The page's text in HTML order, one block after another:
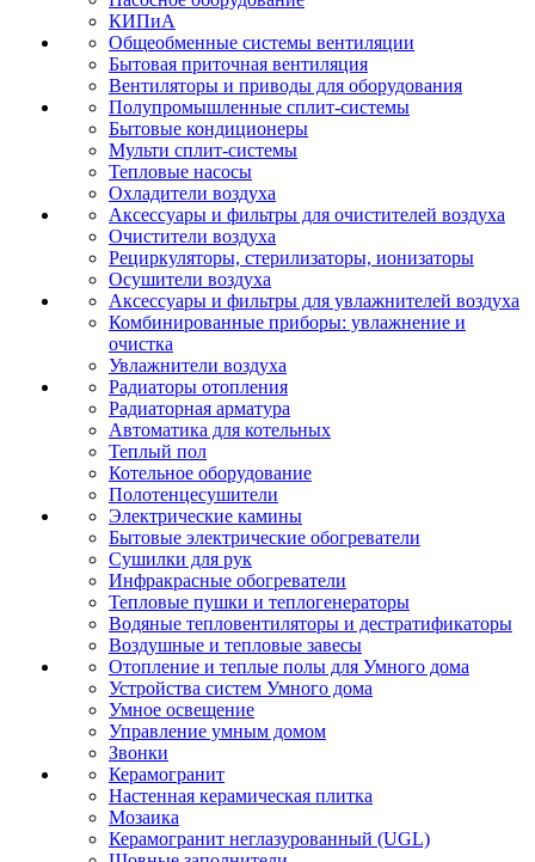
КИПиА
Общеобменные системы вентиляции
Бытовая приточная вентиляция
Вентиляторы и приводы для оборудования
Полупромышленные сплит-системы
Бытовые кондиционеры
Мульти сплит-системы
Тепловые насосы
Охладители воздуха
Аксессуары и фильтры для очистителей воздуха
Очистители воздуха
Рециркуляторы, стерилизаторы, ионизаторы
Осушители воздуха
Аксессуары и фильтры для увлажнителей воздуха
Комбинированные приборы: увлажнение и
очистка
Увлажнители воздуха
Радиаторы отопления
Радиаторная арматура
Автоматика для котельных
Теплый пол
Котельное оборудование
Полотенцесушители
Электрические камины
Бытовые электрические обогреватели
Сушилки для рук
Инфракрасные обогреватели
Тепловые пушки и теплогенераторы
Водяные тепловентиляторы и дестратификаторы
Воздушные и тепловые завесы
Отопление и теплые полы для Умного дома
Устройства систем Умного дома
Умное освещение
Управление умным домом
Звонки
Керамогранит
Настенная керамическая плитка
Мозаика
Керамогранит неглазурованный (UGL)